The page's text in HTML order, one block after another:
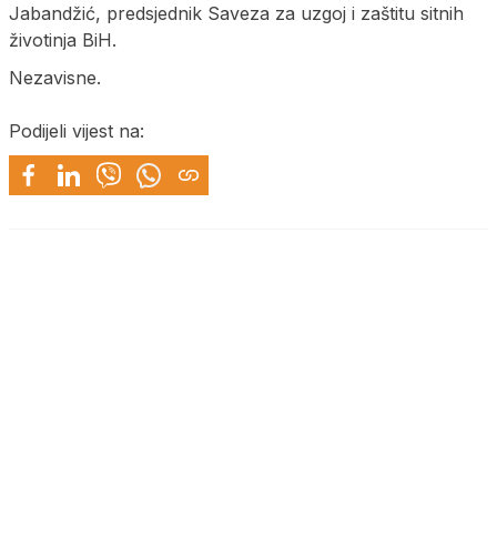
Jabandžić, predsjednik Saveza za uzgoj i zaštitu sitnih
životinja BiH.
Nezavisne.
Podijeli vijest na: